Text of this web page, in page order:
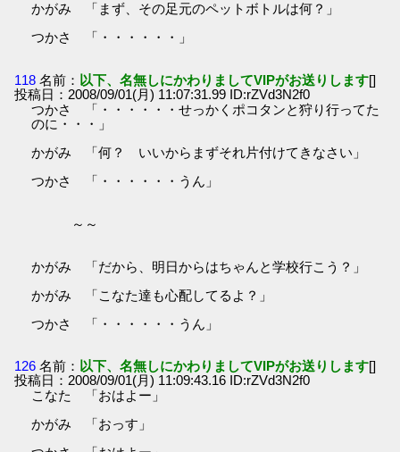
かがみ 「まず、その足元のペットボトルは何？」
つかさ 「・・・・・・」
118 名前： 以下、名無しにかわりましてVIPがお送りします[]
投稿日：2008/09/01(月) 11:07:31.99 ID:rZVd3N2f0
つかさ 「・・・・・・せっかくポコタンと狩り行ってた
のに・・・」
かがみ 「何？ いいからまずそれ片付けてきなさい」
つかさ 「・・・・・・うん」
～～
かがみ 「だから、明日からはちゃんと学校行こう？」
かがみ 「こなた達も心配してるよ？」
つかさ 「・・・・・・うん」
126 名前： 以下、名無しにかわりましてVIPがお送りします[]
投稿日：2008/09/01(月) 11:09:43.16 ID:rZVd3N2f0
こなた 「おはよー」
かがみ 「おっす」